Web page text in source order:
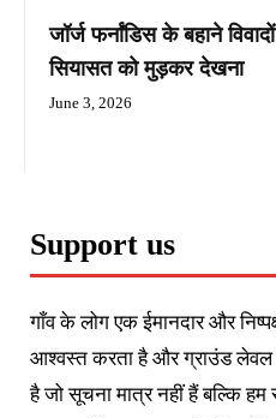
जॉर्ज फर्नांडिस के बहाने
सियासत को मुड़कर देखना
June 3, 2026
Support us
गाँव के लोग एक ईमानदार और
आश्वस्त करता है और ग्राउंड
है जो सूचना मात्र नहीं हैं बल्कि